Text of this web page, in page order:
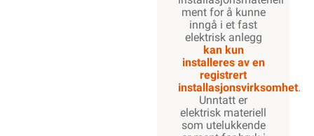
ment for å kunne
inngå i et fast
elektrisk anlegg
kan kun
installeres av en
registrert
installasjonsvirksomhet.
Unntatt er
elektrisk materiell
som utelukkende